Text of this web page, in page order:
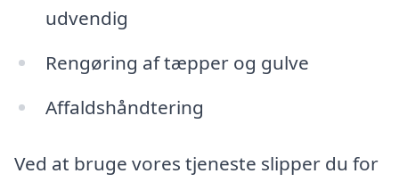
udvendig
Rengøring af tæpper og gulve
Affaldshåndtering
Ved at bruge vores tjeneste slipper du for